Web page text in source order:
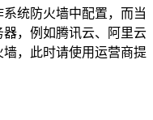
统防火墙中配置，而当
，例如腾讯云、阿里云
，此时请使用运营商提